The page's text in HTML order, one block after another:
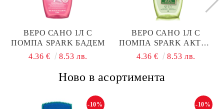
ВЕРО САНО 1Л С
ПОМПА SPARK БАДЕМ
4.36 €
8.53 лв.
ВЕРО САНО 1Л С
ПОМПА SPARK АКТИВ
ЛИМОНОВА ТРЕВА
4.36 € 8.53 лв.
Ново в асортимента
-10% -10%